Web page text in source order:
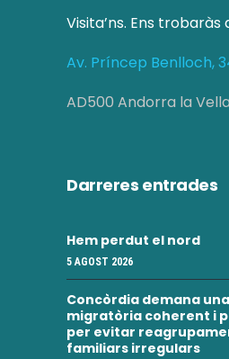
Visita’ns. Ens trobaràs
Av. Príncep Benlloch,
AD500 Andorra la
Darreres entrades
Hem perdut el nord
5 AGOST 2026
Concòrdia demana
migratòria coherent i
per evitar
familiars irregulars